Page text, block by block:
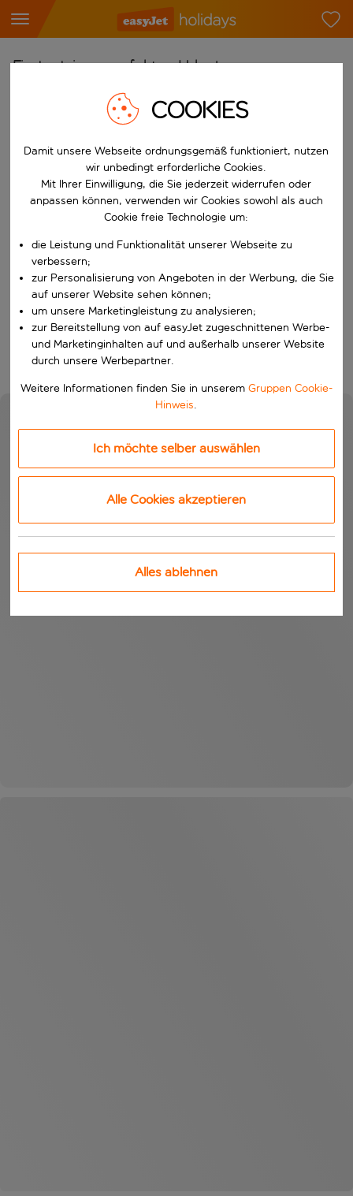
Finde deinen perfekten Urlaub
Beginne mit der Eingabe für die automatische
Flughafen wählen
Beginne mit der Eingabe für die automatische
Reiseziel wählen
Nach
Wähle ein Ab- und Rückflugdatum aus.
Wann
Wer
Suchen
COOKIES
Damit unsere Webseite ordnungsgemäß funktioniert, nutzen
wir unbedingt erforderliche Cookies.
Mit Ihrer Einwilligung, die Sie jederzeit widerrufen oder
anpassen können, verwenden wir Cookies sowohl als auch
Cookie freie Technologie um:
die Leistung und Funktionalität unserer Webseite zu
verbessern;
zur Personalisierung von Angeboten in der Werbung, die Sie
auf unserer Website sehen können;
um unsere Marketingleistung zu analysieren;
zur Bereitstellung von auf easyJet zugeschnittenen Werbe-
und Marketinginhalten auf und außerhalb unserer Website
durch unsere Werbepartner.
Weitere Informationen finden Sie in unserem Gruppen Cookie-
Hinweis.
Ich möchte selber auswählen
Alle Cookies akzeptieren
Alles ablehnen